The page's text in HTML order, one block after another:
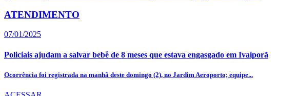
ATENDIMENTO
07/01/2025
Policiais ajudam a salvar bebê de 8 meses que estava engasgado em Ivaiporã
Ocorrência foi registrada na manhã deste domingo (2), no Jardim Aeroporto; equipe...